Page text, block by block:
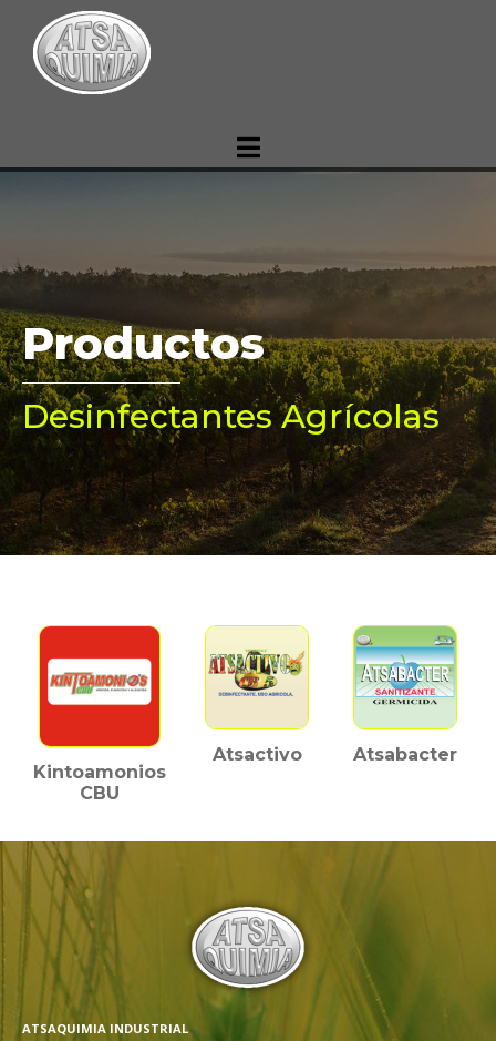
Productos
Desinfectantes Agrícolas
Kintoamonios
CBU
Atsactivo Atsabacter
ATSAQUIMIA INDUSTRIAL